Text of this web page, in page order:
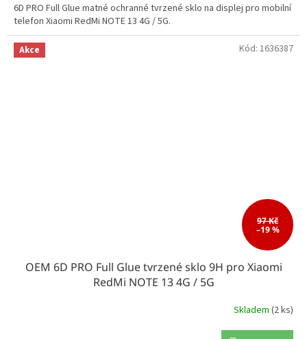
6D PRO Full Glue matné ochranné tvrzené sklo na displej pro mobilní
telefon Xiaomi RedMi NOTE 13 4G / 5G.
Akce
97 Kč
–19 %
OEM 6D PRO Full Glue tvrzené sklo 9H pro Xiaomi
RedMi NOTE 13 4G / 5G
Skladem (2 ks)
Kód: 1636387